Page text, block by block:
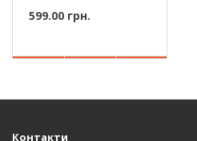
599.00 грн.
Контакти